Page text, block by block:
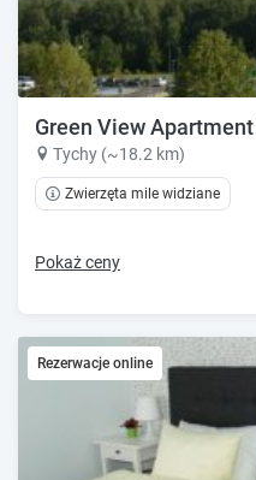
Green View Apartment
Tychy (~18.2 km)
Zwierzęta mile widziane
Pokaż ceny
Rezerwacje online